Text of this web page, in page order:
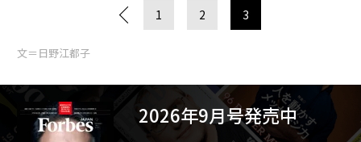
1 2 3
文＝日野江都子
2026年9月号発売中